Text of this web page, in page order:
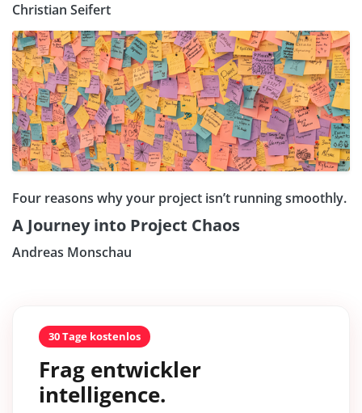
Christian Seifert
Four reasons why your project isn’t running smoothly.
A Journey into Project Chaos
Andreas Monschau
30 Tage kostenlos
Frag entwickler
intelligence.